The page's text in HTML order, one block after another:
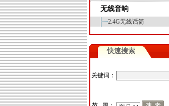
无线音响
2.4G无线话筒
快速搜索
关键词：